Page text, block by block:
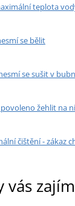
velikostně
a mám je
teplota
se bělit
se sušit v
žehlit na
čištění - zákaz
vás